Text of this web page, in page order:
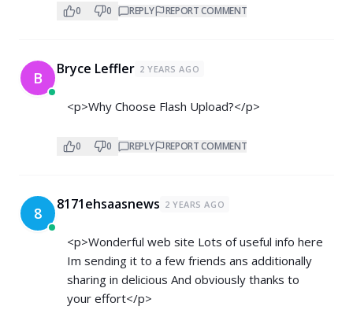
0 0 REPLY REPORT COMMENT
B Bryce Leffler 2 YEARS AGO
<p>Why Choose Flash Upload?</p>
0 0 REPLY REPORT COMMENT
8 8171ehsaasnews 2 YEARS AGO
<p>Wonderful web site Lots of useful info here
Im sending it to a few friends ans additionally
sharing in delicious And obviously thanks to
your effort</p>